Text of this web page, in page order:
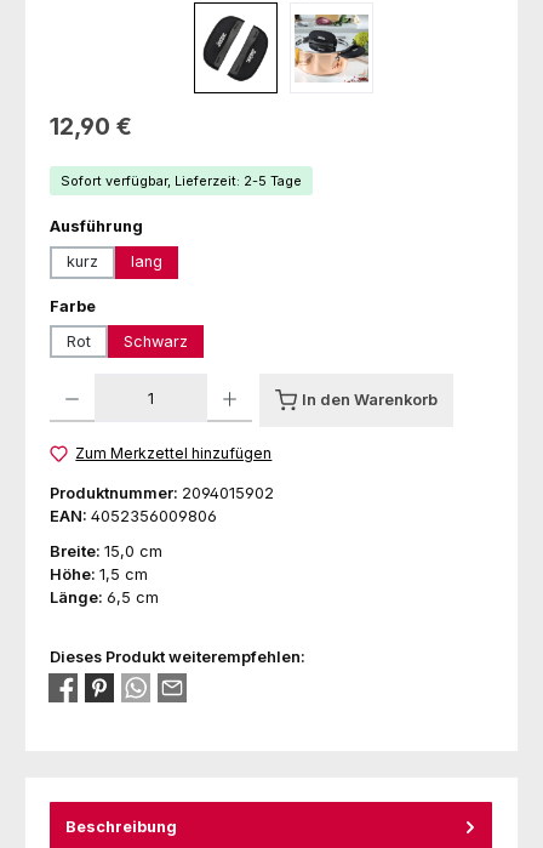
Regulärer Preis:
12,90 €
Sofort verfügbar, Lieferzeit: 2-5 Tage
Ausführung
kurz
lang
Farbeauswählen
Rot
Schwarz
In den Warenkorb
Zum Merkzettel hinzufügen
Produktnummer: 2094015902
EAN: 4052356009806
Breite: 15,0 cm
Höhe: 1,5 cm
Länge: 6,5 cm
Dieses Produkt weiterempfehlen:
Beschreibung